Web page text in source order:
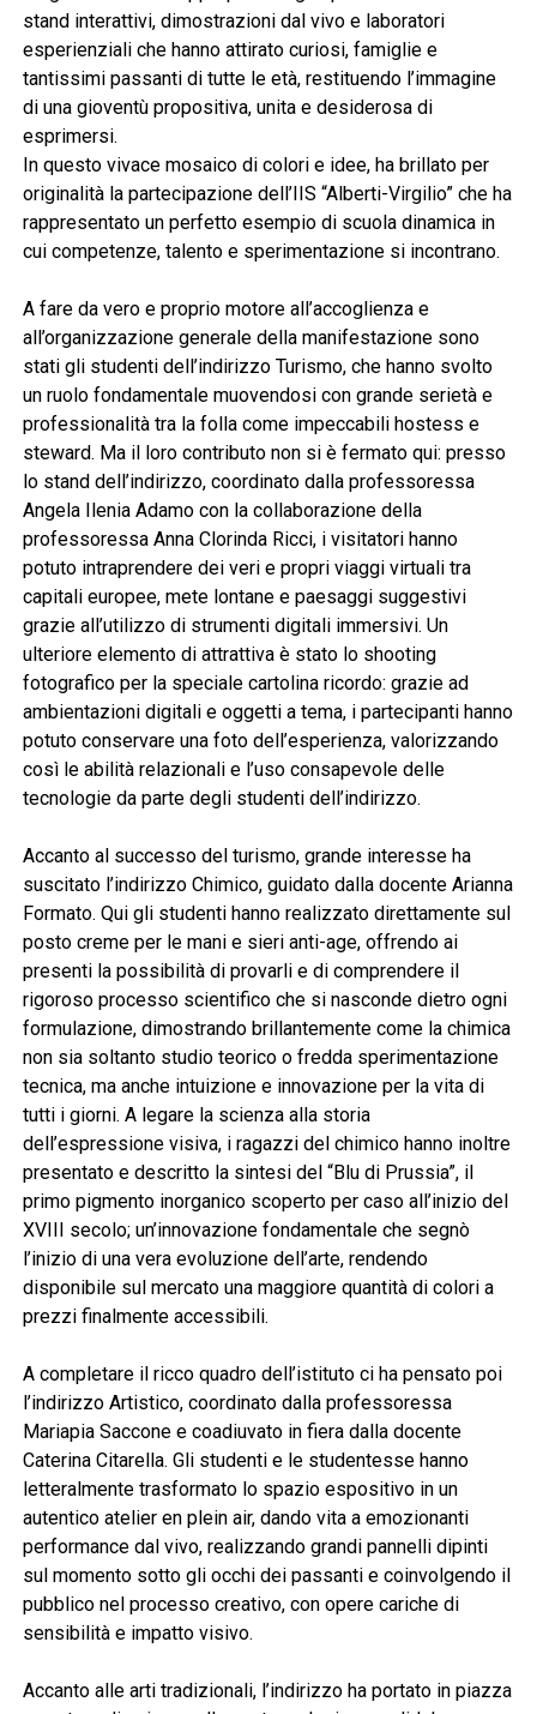
stand interattivi, dimostrazioni dal vivo e laboratori
esperienziali che hanno attirato curiosi, famiglie e
tantissimi passanti di tutte le età, restituendo l’immagine
di una gioventù propositiva, unita e desiderosa di
esprimersi.
In questo vivace mosaico di colori e idee, ha brillato per
originalità la partecipazione dell’IIS “Alberti-Virgilio” che ha
rappresentato un perfetto esempio di scuola dinamica in
cui competenze, talento e sperimentazione si incontrano.
A fare da vero e proprio motore all’accoglienza e
all’organizzazione generale della manifestazione sono
stati gli studenti dell’indirizzo Turismo, che hanno svolto
un ruolo fondamentale muovendosi con grande serietà e
professionalità tra la folla come impeccabili hostess e
steward. Ma il loro contributo non si è fermato qui: presso
lo stand dell’indirizzo, coordinato dalla professoressa
Angela Ilenia Adamo con la collaborazione della
professoressa Anna Clorinda Ricci, i visitatori hanno
potuto intraprendere dei veri e propri viaggi virtuali tra
capitali europee, mete lontane e paesaggi suggestivi
grazie all’utilizzo di strumenti digitali immersivi. Un
ulteriore elemento di attrattiva è stato lo shooting
fotografico per la speciale cartolina ricordo: grazie ad
ambientazioni digitali e oggetti a tema, i partecipanti hanno
potuto conservare una foto dell’esperienza, valorizzando
così le abilità relazionali e l’uso consapevole delle
tecnologie da parte degli studenti dell’indirizzo.
Accanto al successo del turismo, grande interesse ha
suscitato l’indirizzo Chimico, guidato dalla docente Arianna
Formato. Qui gli studenti hanno realizzato direttamente sul
posto creme per le mani e sieri anti-age, offrendo ai
presenti la possibilità di provarli e di comprendere il
rigoroso processo scientifico che si nasconde dietro ogni
formulazione, dimostrando brillantemente come la chimica
non sia soltanto studio teorico o fredda sperimentazione
tecnica, ma anche intuizione e innovazione per la vita di
tutti i giorni. A legare la scienza alla storia
dell’espressione visiva, i ragazzi del chimico hanno inoltre
presentato e descritto la sintesi del “Blu di Prussia”, il
primo pigmento inorganico scoperto per caso all’inizio del
XVIII secolo; un’innovazione fondamentale che segnò
l’inizio di una vera evoluzione dell’arte, rendendo
disponibile sul mercato una maggiore quantità di colori a
prezzi finalmente accessibili.
A completare il ricco quadro dell’istituto ci ha pensato poi
l’indirizzo Artistico, coordinato dalla professoressa
Mariapia Saccone e coadiuvato in fiera dalla docente
Caterina Citarella. Gli studenti e le studentesse hanno
letteralmente trasformato lo spazio espositivo in un
autentico atelier en plein air, dando vita a emozionanti
performance dal vivo, realizzando grandi pannelli dipinti
sul momento sotto gli occhi dei passanti e coinvolgendo il
pubblico nel processo creativo, con opere cariche di
sensibilità e impatto visivo.
Accanto alle arti tradizionali, l’indirizzo ha portato in piazza